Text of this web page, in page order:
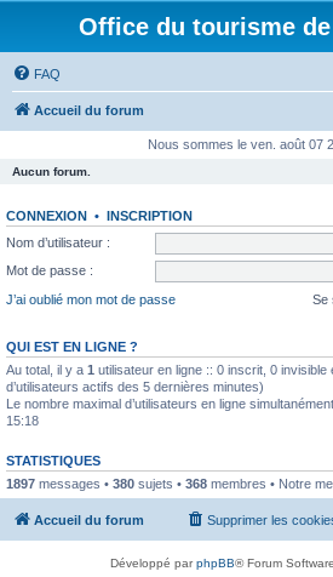
Office du tourisme
FAQ
Accueil du forum
Nous sommes le ven. août 07
Aucun forum.
CONNEXION • INSCRIPTION
Nom d’utilisateur :
Mot de passe :
J’ai oublié mon mot de passe
Se
QUI EST EN LIGNE ?
Au total, il y a 1 utilisateur en ligne :: 0 inscrit, 0
d’utilisateurs actifs des 5 dernières minutes)
Le nombre maximal d’utilisateurs en ligne
15:18
STATISTIQUES
1897 messages • 380 sujets • 368 membres • Notre
Accueil du forum Supprimer les
Développé parphpBB® Forum